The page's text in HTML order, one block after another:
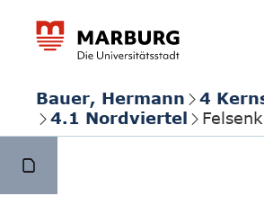
Bauer, Hermann
4
4.1 Nordviertel